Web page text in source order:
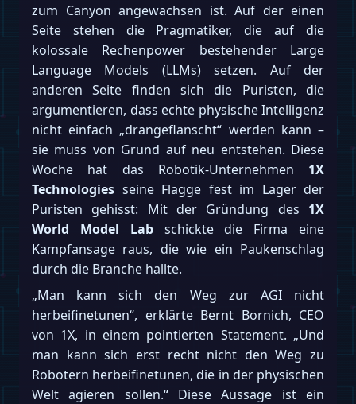
zum Canyon angewachsen ist. Auf der einen
Seite stehen die Pragmatiker, die auf die
kolossale Rechenpower bestehender Large
Language Models (LLMs) setzen. Auf der
anderen Seite finden sich die Puristen, die
argumentieren, dass echte physische Intelligenz
nicht einfach „drangeflanscht“ werden kann –
sie muss von Grund auf neu entstehen. Diese
Woche hat das Robotik-Unternehmen 1X
Technologies seine Flagge fest im Lager der
Puristen gehisst: Mit der Gründung des 1X
World Model Labschickte die Firma eine
Kampfansage raus, die wie ein Paukenschlag
durch die Branche hallte.
„Man kann sich den Weg zur AGI nicht
herbeifinetunen“, erklärte Bernt Bornich, CEO
von 1X, in einem pointierten Statement. „Und
man kann sich erst recht nicht den Weg zu
Robotern herbeifinetunen, die in der physischen
Welt agieren sollen.“ Diese Aussage ist ein